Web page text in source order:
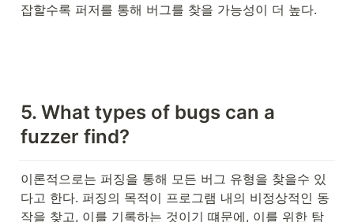
잡할수록 퍼저를 통해 버그를 찾을 가능성이 더 높다.
5. What types of bugs can a
fuzzer find?
이론적으로는 퍼징을 통해 모든 버그 유형을 찾을수 있
다고 한다. 퍼징의 목적이 프로그램 내의 비정상적인 동
작을 찾고, 이를 기록하는 것이기 떄문에, 이를 위한 탐